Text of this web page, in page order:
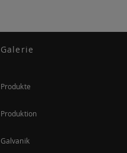
Galerie
Produkte
Produktion
Galvanik